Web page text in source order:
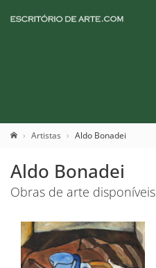
Artistas Aldo Bonadei
Aldo Bonadei
Obras de arte disponíveis